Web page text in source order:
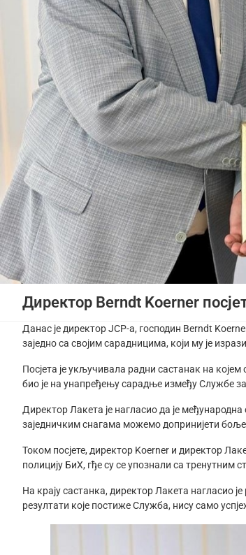
Директор Berndt Koerner
Данас је директор JCP-а, господин Berndt
заједно са својим сарадницима, који му је
Посјета је укључивала радни састанак на
био је на унапређењу сарадње између Службе
Директор Лакета је нагласио да је
заједничким снагама можемо допринијети
Током посјете, директор Koerner и директор
полицију БиХ, гђе су се упознали са
На крају састанка, директор Лакета нагласио
резултати које постиже Служба, нису само